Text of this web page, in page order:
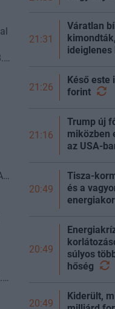
21:31
Váratlan
ideiglenes
21:26
Késő este
forint
21:16
Trump új
miközben
az USA-
20:49
Tisza-
és a
20:49
súlyos
hőség
20:49
Kiderült,